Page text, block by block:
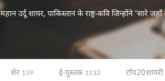
महान उर्दू शायर, पाकिस्तान के राष्ट्र-कवि जिन्होंने
शेर 139 ई-पुस्तक 1133 टॉप 20 शायरी